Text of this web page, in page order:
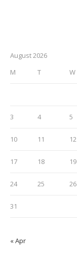
August 2026
M
T W
3 4 5
10 11 12
17 18 19
24 25 26
31
« Apr